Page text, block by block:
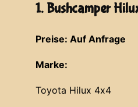
1. Bushcamper
Preise: Auf Anfrage
Marke:
Toyota Hilux 4x4